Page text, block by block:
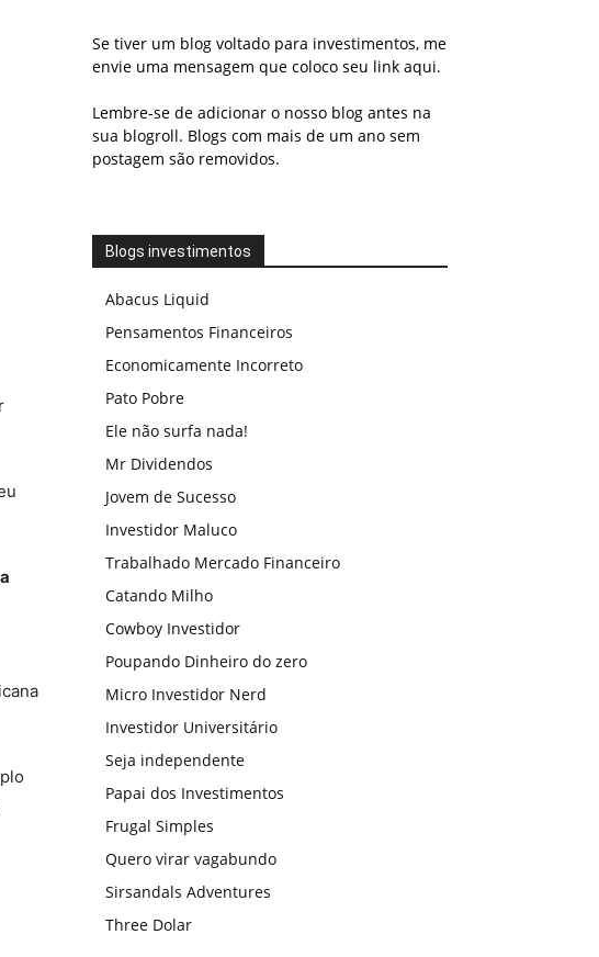
Se tiver um blog voltado para investimentos, me
envie uma mensagem que coloco seu link aqui.
Lembre-se de adicionar o nosso blog antes na
sua blogroll. Blogs com mais de um ano sem
postagem são removidos.
Blogs investimentos
Abacus Liquid
Pensamentos Financeiros
Economicamente Incorreto
Pato Pobre
Ele não surfa nada!
Mr Dividendos
Jovem de Sucesso
Investidor Maluco
Trabalhado Mercado Financeiro
Catando Milho
Cowboy Investidor
Poupando Dinheiro do zero
Micro Investidor Nerd
Investidor Universitário
Seja independente
Papai dos Investimentos
Frugal Simples
Quero virar vagabundo
Sirsandals Adventures
Three Dolar